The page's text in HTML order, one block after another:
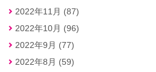
2022年11月 (87)
2022年10月 (96)
2022年9月 (77)
2022年8月 (59)